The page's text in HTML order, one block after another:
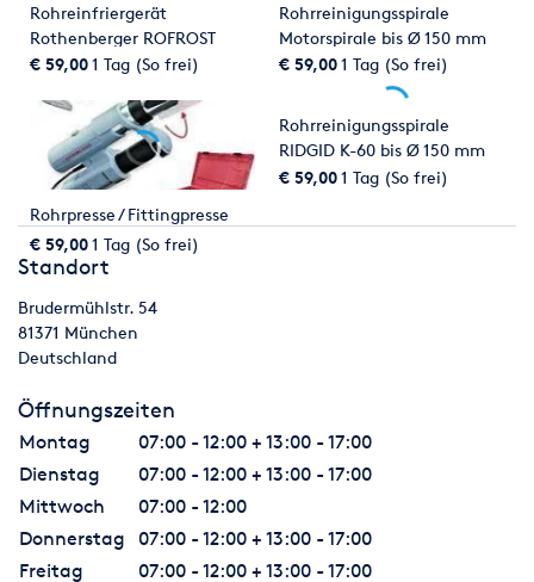
Rohreinfriergerät
Rothenberger ROFROST
TURBO bis 1 1/4"
€ 59,001 Tag (So frei)
Rohrreinigungsspirale
Motorspirale bis Ø 150 mm
€ 59,001 Tag (So frei)
Rohrpresse / Fittingpresse
€ 59,001 Tag (So frei)
Rohrreinigungsspirale
RIDGID K-60 bis Ø 150 mm
€ 59,001 Tag (So frei)
Standort
Brudermühlstr. 54
81371 München
Deutschland
Öffnungszeiten
Montag
07:00 - 12:00 + 13:00 - 17:00
Dienstag
07:00 - 12:00 + 13:00 - 17:00
Mittwoch
07:00 - 12:00
Donnerstag
07:00 - 12:00 + 13:00 - 17:00
Freitag
07:00 - 12:00 + 13:00 - 17:00